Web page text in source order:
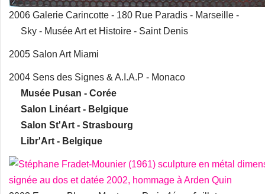
2006 Galerie Carincotte - 180 Rue Paradis - Marseille -
Sky - Musée Art et Histoire - Saint Denis
2005 Salon Art Miami
2004 Sens des Signes & A.I.A.P - Monaco
Musée Pusan - Corée
Salon Linéart - Belgique
Salon St'Art - Strasbourg
Libr'Art - Belgique